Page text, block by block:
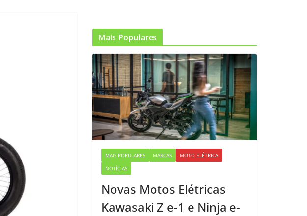
Mais Populares
MAIS POPULARES MARCAS
MOTO ELÉTRICA
NOTÍCIAS
Novas Motos Elétricas
Kawasaki Z e-1 e Ninja e-